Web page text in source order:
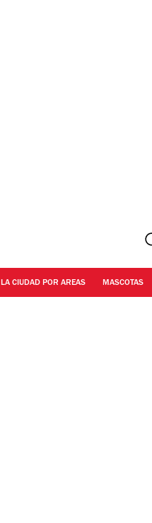
LA CIUDAD POR AREAS MASCOTAS